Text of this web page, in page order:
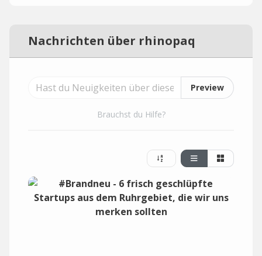
Nachrichten über rhinopaq
Preview
Brauchst du Hilfe?